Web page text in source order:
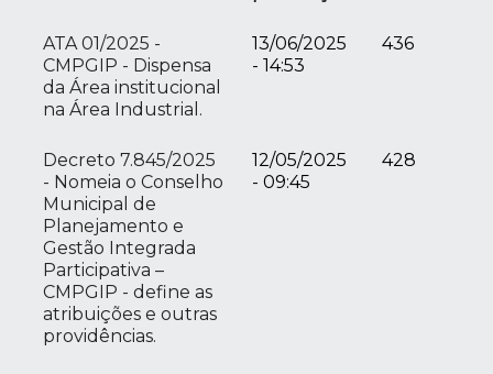
ATA 01/2025 -
CMPGIP - Dispensa
da Área institucional
na Área Industrial.
13/06/2025
- 14:53
436
Decreto 7.845/2025
- Nomeia o Conselho
Municipal de
Planejamento e
Gestão Integrada
Participativa –
CMPGIP - define as
atribuições e outras
providências.
12/05/2025
- 09:45
428